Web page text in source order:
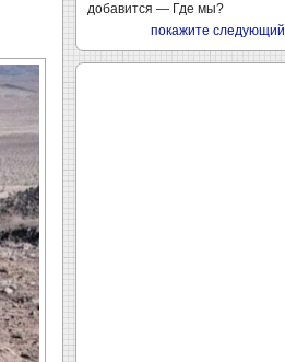
добавится — Где мы?
покажите следующий